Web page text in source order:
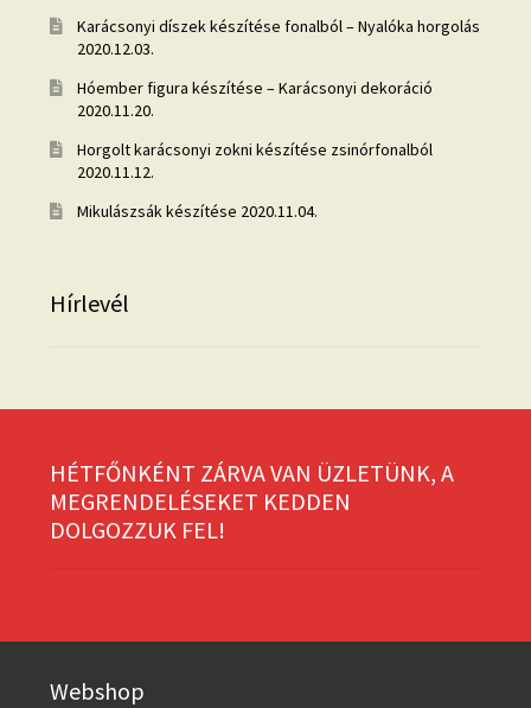
Karácsonyi díszek készítése fonalból – Nyalóka horgolás
2020.12.03.
Hóember figura készítése – Karácsonyi dekoráció
2020.11.20.
Horgolt karácsonyi zokni készítése zsinórfonalból
2020.11.12.
Mikulászsák készítése 2020.11.04.
Hírlevél
HÉTFŐNKÉNT ZÁRVA VAN ÜZLETÜNK, A
MEGRENDELÉSEKET KEDDEN
DOLGOZZUK FEL!
Webshop